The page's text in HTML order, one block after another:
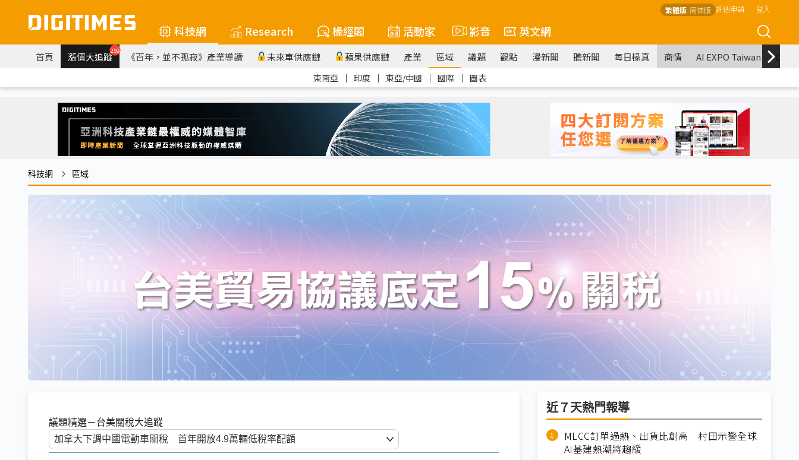
繁體版 简体版 評估申請 登入
科技網 Research 椽經閣 活動家 影音 英文網
首頁 漲價大追蹤259 《百年，並不孤寂》產業導讀 未來車供應鏈 蘋果供應鏈 產業 區域 議題 觀點 漫新聞 聽新聞 每日椽真 商情 AI EXPO Taiwan
東南亞 ｜ 印度 ｜ 東亞/中國 ｜ 國際 ｜ 圖表
科技網 區域
議題精選－台美關稅大追蹤
近７天熱門報導
MLCC訂單過熱、出貨比創高 村田示警全球
AI基建熱潮將趨緩